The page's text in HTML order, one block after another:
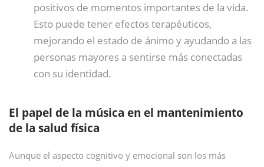
positivos de momentos importantes de la vida.
Esto puede tener efectos terapéuticos,
mejorando el estado de ánimo y ayudando a las
personas mayores a sentirse más conectadas
con su identidad.
El papel de la música en el mantenimiento
de la salud física
Aunque el aspecto cognitivo y emocional son los más